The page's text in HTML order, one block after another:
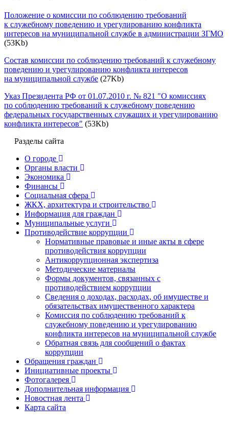
Положение о комиссии по соблюдению требований
к служебному поведению и урегулированию конфликта
интересов на муниципальной службе в администрации ЗГМО
(53Kb)
Состав комиссии по соблюдению требований к служебному
поведению и урегулированию конфликта интересов
на муниципальной службе (27Kb)
Указ Президента РФ от 01.07.2010 г. № 821 "О комиссиях
по соблюдению требований к служебному поведению
федеральных государственных служащих и урегулированию
конфликта интересов" (53Kb)
Разделы сайта
О городе
Органы власти
Экономика
Финансы
Социальная сфера
ЖКХ, архитектура и строительство
Информация для граждан
Муниципальные услуги
Противодействие коррупции
Нормативные правовые и иные акты в сфере
противодействия коррупции
Антикоррупционная экспертиза
Методические материалы
Формы документов, связанных с
противодействием коррупции
Сведения о доходах, расходах, об имуществе и
обязательствах имущественного характера
Комиссия по соблюдению требований к
служебному поведению и урегулированию
конфликта интересов на муниципальной службе
Обратная связь для сообщений о фактах
коррупции
Обращения граждан
Инициативные проекты
Фотогалерея
Дополнительная информация
Новостная лента
Карта сайта